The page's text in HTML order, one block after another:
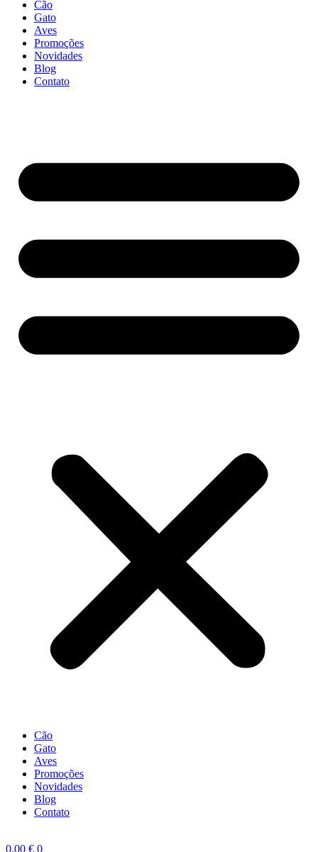
Cão
Gato
Aves
Promoções
Novidades
Blog
Contato
Cão
Gato
Aves
Promoções
Novidades
Blog
Contato
0,00 € 0